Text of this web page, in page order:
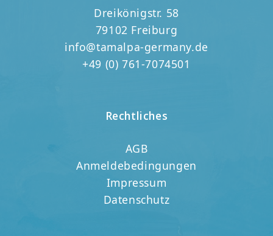
Dreikönigstr. 58
79102 Freiburg
info@tamalpa-germany.de
+49 (0) 761-7074501
Rechtliches
AGB
Anmeldebedingungen
Impressum
Datenschutz